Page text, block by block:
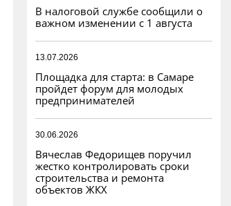
В налоговой службе сообщили о
важном изменении с 1 августа
13.07.2026
Площадка для старта: в Самаре
пройдет форум для молодых
предпринимателей
30.06.2026
Вячеслав Федорищев поручил
жестко контролировать сроки
строительства и ремонта
объектов ЖКХ